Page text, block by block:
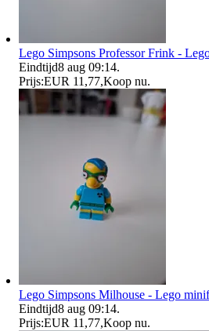
Lego Simpsons Professor Frink -
Eindtijd8 aug 09:14.
Prijs:EUR 11,77,Koop nu.
Lego Simpsons Milhouse - Lego
Eindtijd8 aug 09:14.
Prijs:EUR 11,77,Koop nu.